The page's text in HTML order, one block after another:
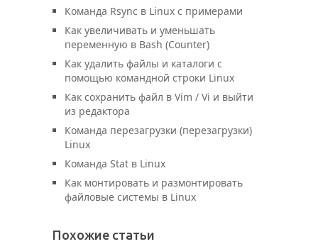
Команда Rsync в Linux с примерами
Как увеличивать и уменьшать
переменную в Bash (Counter)
Как удалить файлы и каталоги с
помощью командной строки Linux
Как сохранить файл в Vim / Vi и выйти
из редактора
Команда перезагрузки (перезагрузки)
Linux
Команда Stat в Linux
Как монтировать и размонтировать
файловые системы в Linux
Похожие статьи